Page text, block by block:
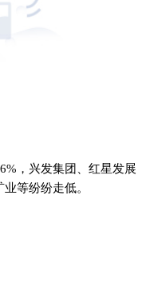
，兴发集团、红星发展
等纷纷走低。